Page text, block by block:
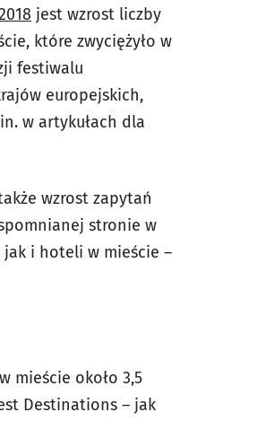
jest wzrost liczby
które zwyciężyło w
festiwalu
europejskich,
w artykułach dla
wzrost zapytań
stronie w
jak i hoteli w mieście –
mieście około 3,5
Destinations – jak